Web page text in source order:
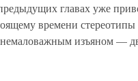
главах уже
времени
изъяном —